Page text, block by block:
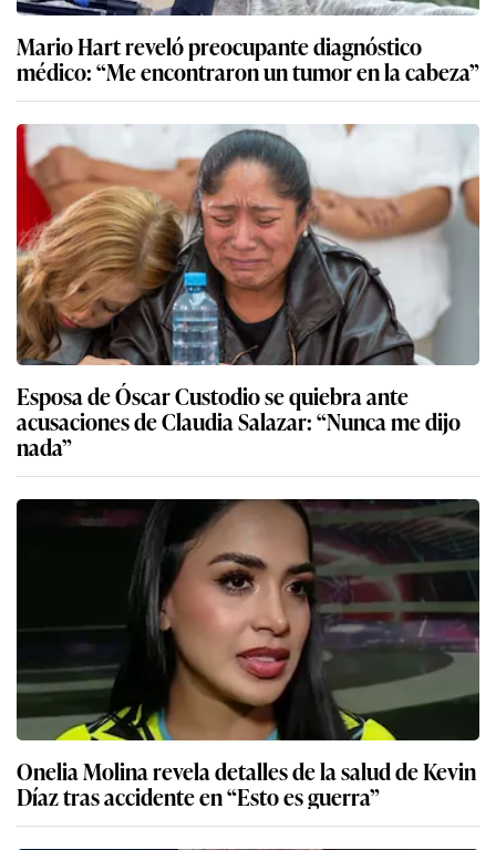
Mario Hart reveló preocupante diagnóstico
médico: “Me encontraron un tumor en la cabeza”
Esposa de Óscar Custodio se quiebra ante
acusaciones de Claudia Salazar: “Nunca me dijo
nada”
Onelia Molina revela detalles de la salud de Kevin
Díaz tras accidente en “Esto es guerra”